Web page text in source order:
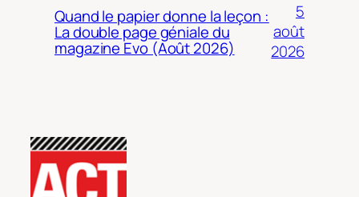
Quand le papier donne la leçon :
La double page géniale du
magazine Evo (Août 2026)
5
août
2026